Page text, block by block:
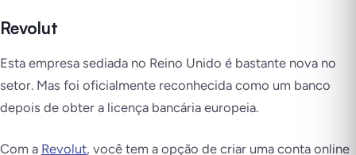
Revolut
Esta empresa sediada no Reino Unido é bastante nova no
setor. Mas foi oficialmente reconhecida como um banco
depois de obter a licença bancária europeia.
Com a Revolut, você tem a opção de criar uma conta online